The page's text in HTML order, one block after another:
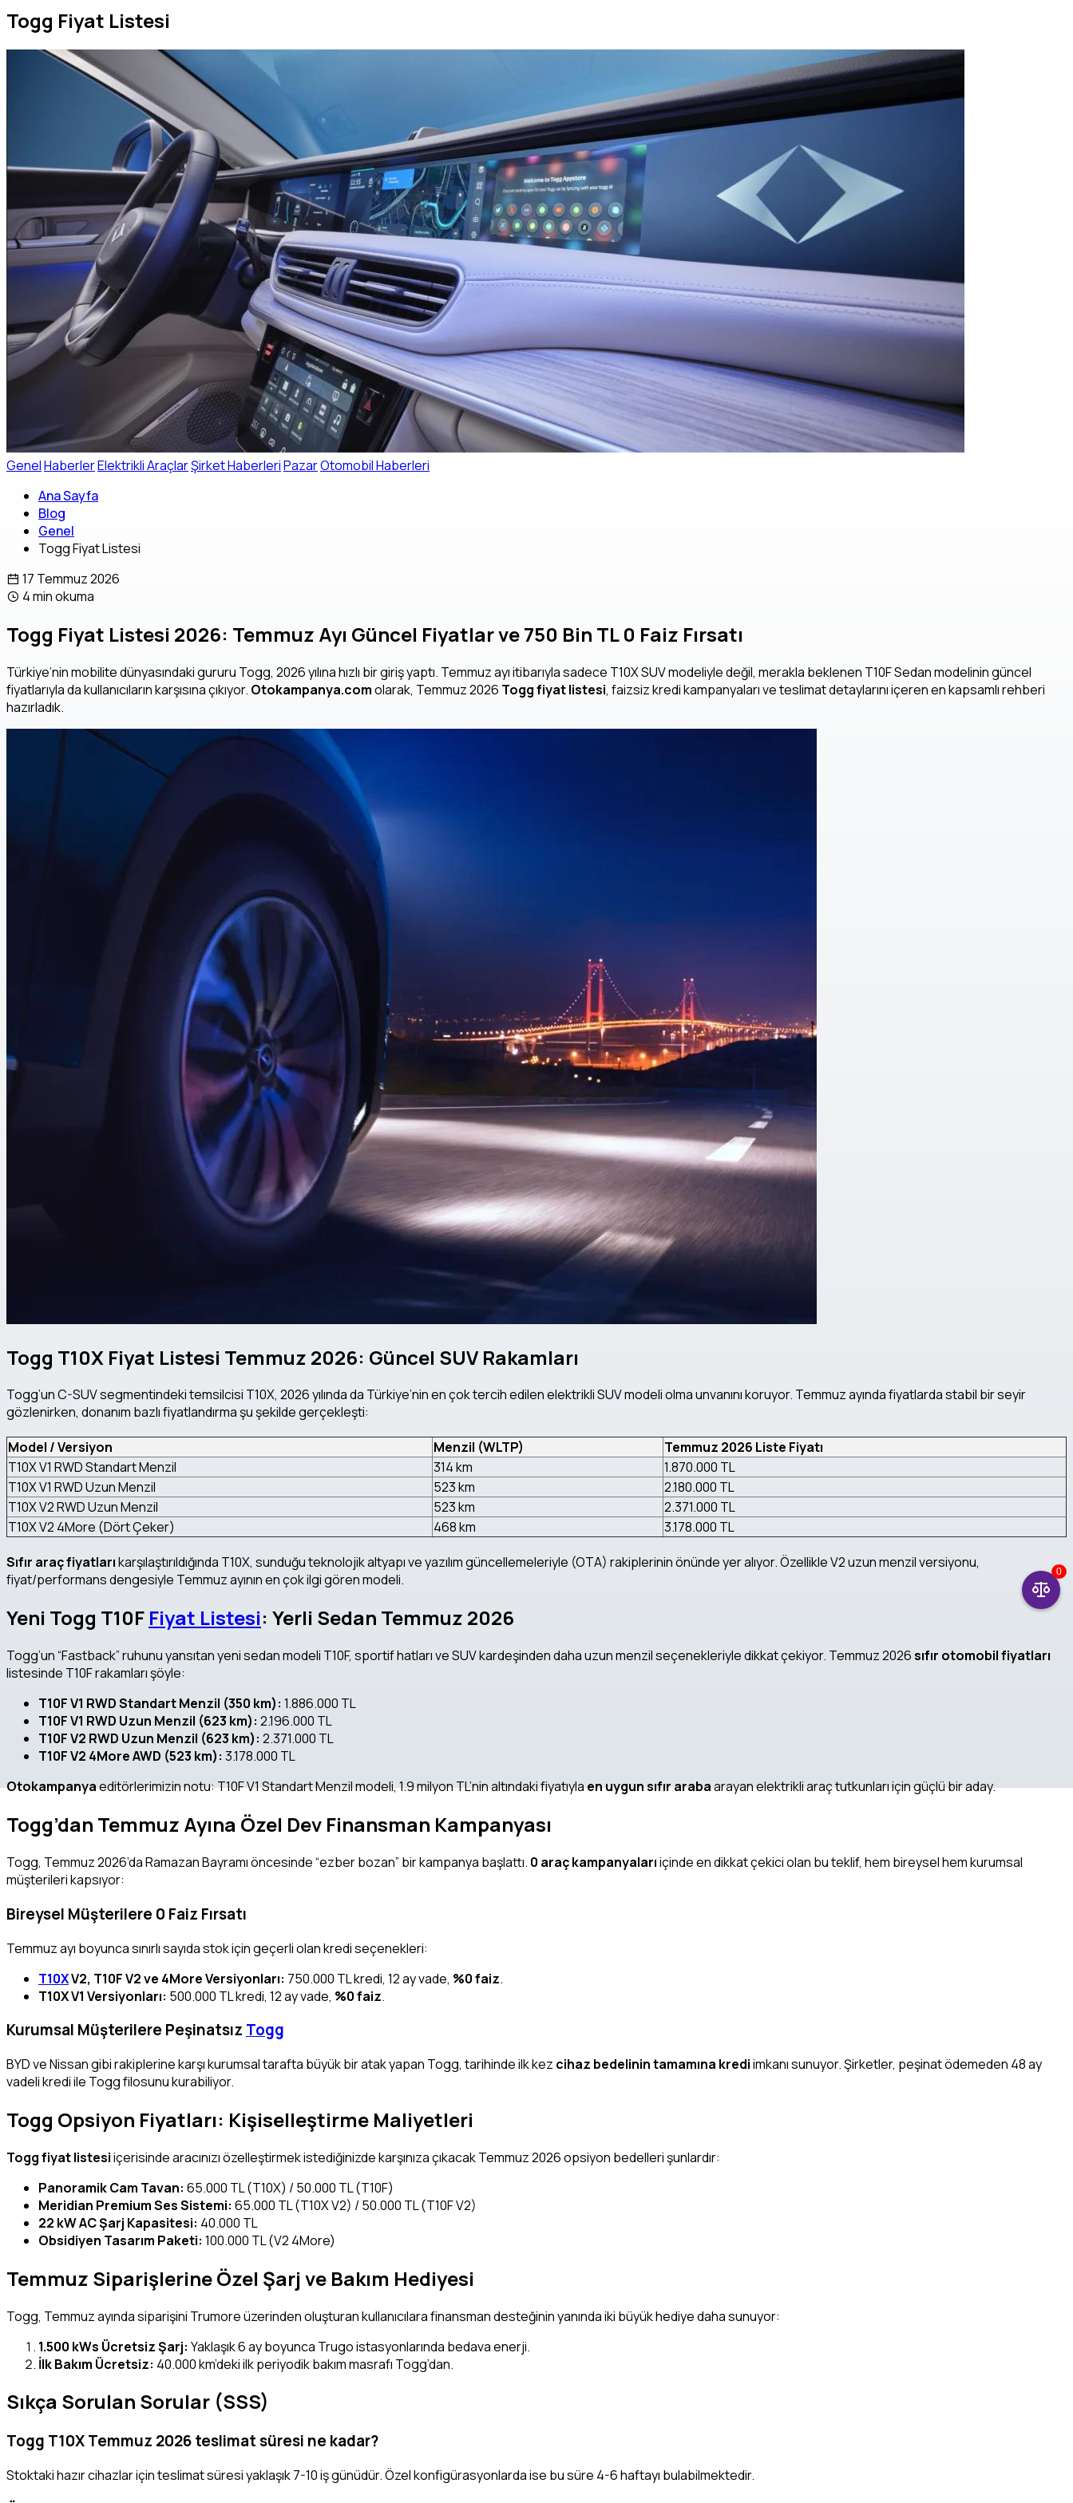
Togg Fiyat Listesi
GenelHaberlerElektrikli AraçlarŞirket HaberleriPazarOtomobil Haberleri
Ana Sayfa
Blog
Genel
Togg Fiyat Listesi
17 Temmuz 2026
4 min okuma
Togg Fiyat Listesi 2026: Temmuz Ayı Güncel Fiyatlar ve 750 Bin TL 0 Faiz Fırsatı
Türkiye’nin mobilite dünyasındaki gururu Togg, 2026 yılına hızlı bir giriş yaptı. Temmuz ayı itibarıyla sadece T10X SUV modeliyle değil, merakla beklenen T10F Sedan modelinin güncel
fiyatlarıyla da kullanıcıların karşısına çıkıyor. Otokampanya.comolarak, Temmuz 2026 Togg fiyat listesi, faizsiz kredi kampanyaları ve teslimat detaylarını içeren en kapsamlı rehberi
hazırladık.
Togg T10X Fiyat Listesi Temmuz 2026: Güncel SUV Rakamları
Togg’un C-SUV segmentindeki temsilcisi T10X, 2026 yılında da Türkiye’nin en çok tercih edilen elektrikli SUV modeli olma unvanını koruyor. Temmuz ayında fiyatlarda stabil bir seyir
gözlenirken, donanım bazlı fiyatlandırma şu şekilde gerçekleşti:
Model / Versiyon
Menzil (WLTP)
Temmuz 2026 Liste Fiyatı
T10X V1 RWD Standart Menzil
314 km
1.870.000 TL
T10X V1 RWD Uzun Menzil
523 km
2.180.000 TL
T10X V2 RWD Uzun Menzil
523 km
2.371.000 TL
T10X V2 4More (Dört Çeker)
468 km
3.178.000 TL
Sıfır araç fiyatlarıkarşılaştırıldığında T10X, sunduğu teknolojik altyapı ve yazılım güncellemeleriyle (OTA) rakiplerinin önünde yer alıyor. Özellikle V2 uzun menzil versiyonu,
fiyat/performans dengesiyle Temmuz ayının en çok ilgi gören modeli.
Yeni Togg T10F Fiyat Listesi: Yerli Sedan Temmuz 2026
Togg’un “Fastback” ruhunu yansıtan yeni sedan modeli T10F, sportif hatları ve SUV kardeşinden daha uzun menzil seçenekleriyle dikkat çekiyor. Temmuz 2026sıfır otomobil fiyatları
listesinde T10F rakamları şöyle:
T10F V1 RWD Standart Menzil (350 km): 1.886.000 TL
T10F V1 RWD Uzun Menzil (623 km): 2.196.000 TL
T10F V2 RWD Uzun Menzil (623 km): 2.371.000 TL
T10F V2 4More AWD (523 km): 3.178.000 TL
Otokampanyaeditörlerimizin notu: T10F V1 Standart Menzil modeli, 1.9 milyon TL’nin altındaki fiyatıylaen uygun sıfır arabaarayan elektrikli araç tutkunları için güçlü bir aday.
Togg’dan Temmuz Ayına Özel Dev Finansman Kampanyası
Togg, Temmuz 2026’da Ramazan Bayramı öncesinde “ezber bozan” bir kampanya başlattı. 0 araç kampanyalarıiçinde en dikkat çekici olan bu teklif, hem bireysel hem kurumsal
müşterileri kapsıyor:
Bireysel Müşterilere 0 Faiz Fırsatı
Temmuz ayı boyunca sınırlı sayıda stok için geçerli olan kredi seçenekleri:
T10XV2, T10F V2 ve 4More Versiyonları: 750.000 TL kredi, 12 ay vade, %0 faiz.
T10X V1 Versiyonları: 500.000 TL kredi, 12 ay vade, %0 faiz.
Kurumsal Müşterilere Peşinatsız Togg
BYD ve Nissan gibi rakiplerine karşı kurumsal tarafta büyük bir atak yapan Togg, tarihinde ilk kez cihaz bedelinin tamamına krediimkanı sunuyor. Şirketler, peşinat ödemeden 48 ay
vadeli kredi ile Togg filosunu kurabiliyor.
Togg Opsiyon Fiyatları: Kişiselleştirme Maliyetleri
Togg fiyat listesiiçerisinde aracınızı özelleştirmek istediğinizde karşınıza çıkacak Temmuz 2026 opsiyon bedelleri şunlardır:
Panoramik Cam Tavan: 65.000 TL (T10X) / 50.000 TL (T10F)
Meridian Premium Ses Sistemi: 65.000 TL (T10X V2) / 50.000 TL (T10F V2)
22 kW AC Şarj Kapasitesi: 40.000 TL
Obsidiyen Tasarım Paketi: 100.000 TL (V2 4More)
Temmuz Siparişlerine Özel Şarj ve Bakım Hediyesi
Togg, Temmuz ayında siparişini Trumore üzerinden oluşturan kullanıcılara finansman desteğinin yanında iki büyük hediye daha sunuyor:
1.500 kWs Ücretsiz Şarj: Yaklaşık 6 ay boyunca Trugo istasyonlarında bedava enerji.
İlk Bakım Ücretsiz: 40.000 km’deki ilk periyodik bakım masrafı Togg’dan.
Sıkça Sorulan Sorular (SSS)
Togg T10X Temmuz 2026 teslimat süresi ne kadar?
Stoktaki hazır cihazlar için teslimat süresi yaklaşık 7-10 iş günüdür. Özel konfigürasyonlarda ise bu süre 4-6 haftayı bulabilmektedir.
0